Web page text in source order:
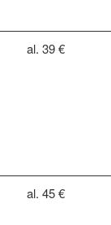
al. 39 €
al. 45 €